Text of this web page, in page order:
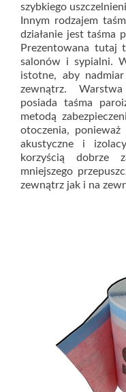
szybkiego
Innym rodzajem
działanie jest taśma
Prezentowana tutaj
salonów i sypialni.
istotne, aby
zewnątrz.
posiada taśma
metodą
otoczenia,
akustyczne i
korzyścią dobrze
mniejszego
zewnątrz jak i na